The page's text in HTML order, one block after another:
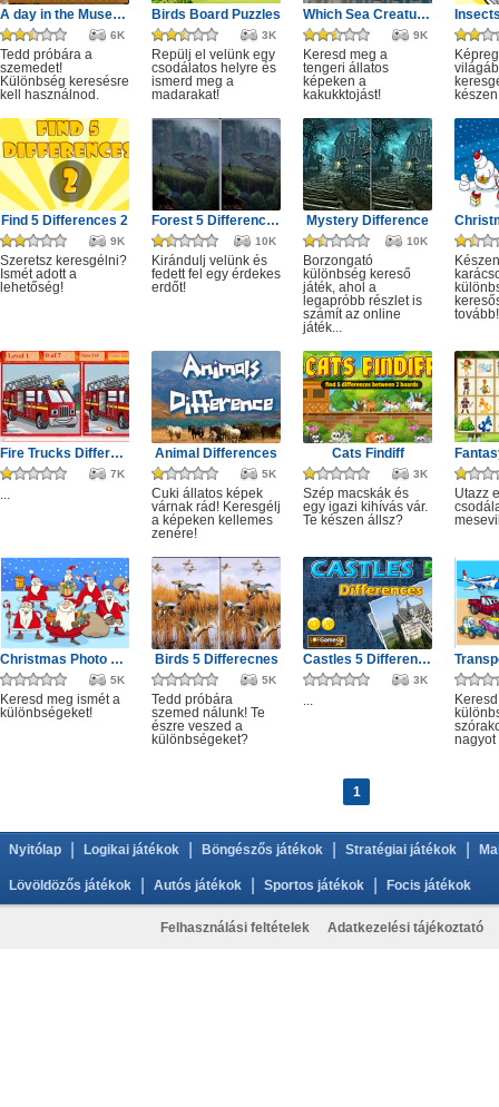
A day in the Museum
6K
Tedd próbára a
szemedet!
Különbség keresésre
kell használnod.
Birds Board Puzzles
3K
Repülj el velünk egy
csodálatos helyre és
ismerd meg a
madarakat!
Which Sea Creature Looks Different
9K
Keresd meg a
tengeri állatos
képeken a
kakukktojást!
Find 5 Differences 2
9K
Szeretsz keresgélni?
Ismét adott a
lehetőség!
Forest 5 Differences
10K
Kirándulj velünk és
fedett fel egy érdekes
erdőt!
Mystery Difference
10K
Borzongató
különbség kereső
játék, ahol a
legapróbb részlet is
számít az online
játék...
tovább!
Fire Trucks Differences
7K
...
Animal Differences
5K
Cuki állatos képek
várnak rád! Keresgélj
a képeken kellemes
zenére!
Cats Findiff
3K
Szép macskák és
egy igazi kihívás vár.
Te készen állsz?
Utazz
Christmas Photo Differences 2
5K
Keresd meg ismét a
különbségeket!
Birds 5 Differecnes
5K
Tedd próbára
szemed nálunk! Te
észre veszed a
különbségeket?
Castles 5 Differences
3K
...
nagyot
1
Nyitólap Logikai játékok Böngészős játékok Stratégiai játékok
Lövöldözős játékok Autós játékok Sportos játékok Focis játékok
Felhasználási feltételek Adatkezelési tájékoztató